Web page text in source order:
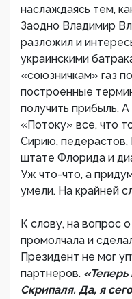
наслаждаясь тем,
Заодно Владимир
разложил и
украинскими
«союзничкам» газ
построенные
получить прибыль. А
«Потоку» все, что
Сирию, педерастов,
штате Флорида и
Уж что-что, а
умели. На крайней
К слову, на вопрос
промолчала и
Президент не мог
партнеров. «Теперь
Скрипаля. Да, я